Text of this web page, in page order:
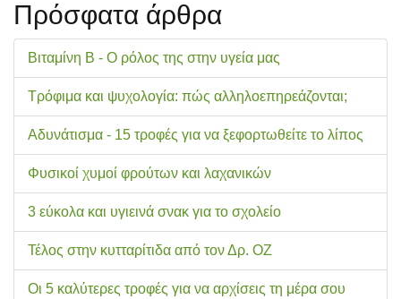
Πρόσφατα άρθρα
Βιταμίνη Β - Ο ρόλος της στην υγεία μας
Τρόφιμα και ψυχολογία: πώς αλληλοεπηρεάζονται;
Αδυνάτισμα - 15 τροφές για να ξεφορτωθείτε το λίπος
Φυσικοί χυμοί φρούτων και λαχανικών
3 εύκολα και υγιεινά σνακ για το σχολείo
Τέλος στην κυτταρίτιδα από τον Δρ. ΟΖ
Οι 5 καλύτερες τροφές για να αρχίσεις τη μέρα σου